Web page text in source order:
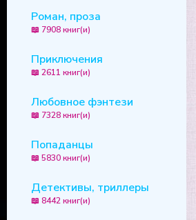
Роман, проза
📖 7908 книг(и)
Приключения
📖 2611 книг(и)
Любовное фэнтези
📖 7328 книг(и)
Попаданцы
📖 5830 книг(и)
Детективы, триллеры
📖 8442 книг(и)